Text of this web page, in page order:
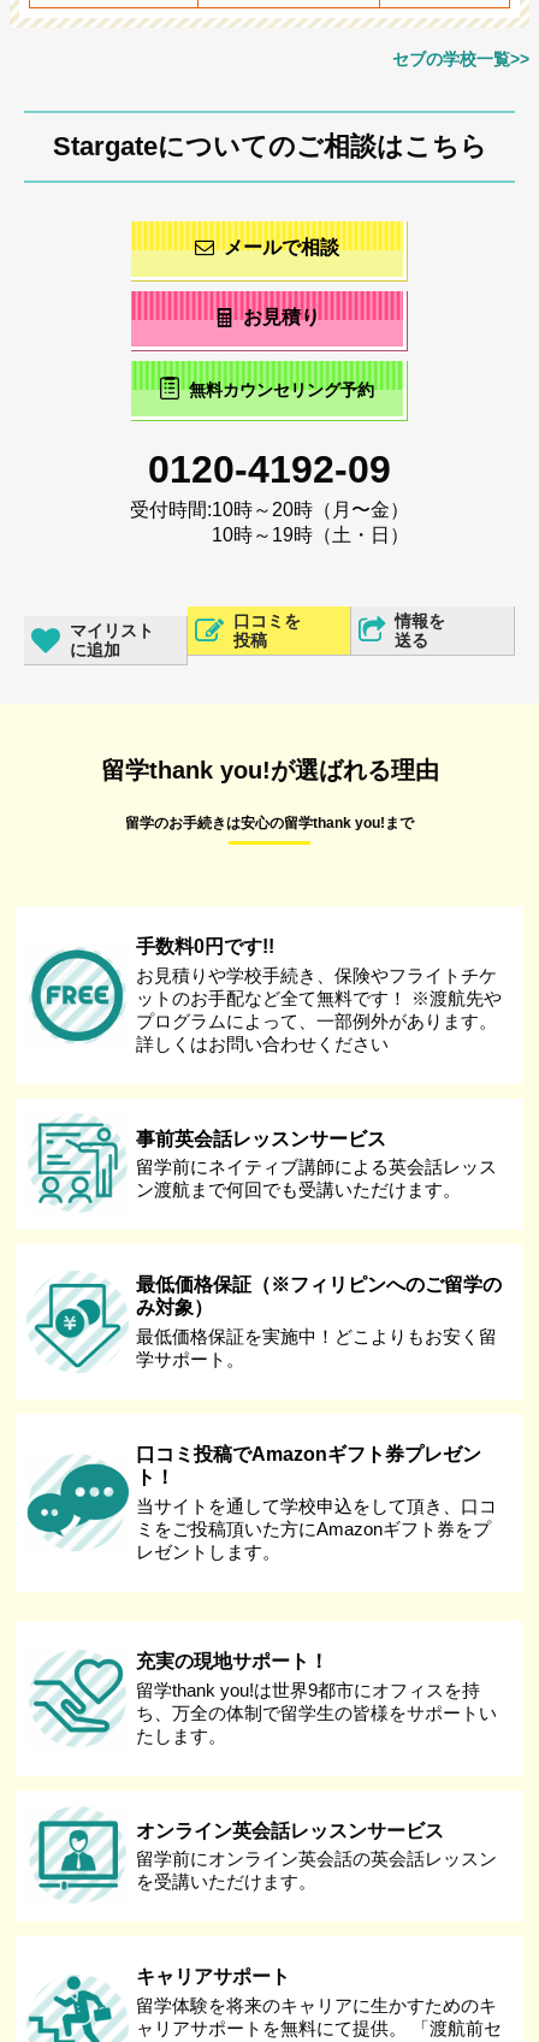
セブの学校一覧>>
Stargateについてのご相談はこちら
メールで相談
お見積り
無料カウンセリング予約
0120-4192-09
受付時間:10時～20時（月〜金）
10時～19時（土・日）
マイリスト
に追加
口コミを
投稿
情報を
送る
留学thank you!が選ばれる理由
留学のお手続きは安心の留学thank you!まで
手数料0円です!!
お見積りや学校手続き、保険やフライトチケ
ットのお手配など全て無料です！ ※渡航先や
プログラムによって、一部例外があります。
詳しくはお問い合わせください
事前英会話レッスンサービス
留学前にネイティブ講師による英会話レッス
ン渡航まで何回でも受講いただけます。
最低価格保証（※フィリピンへのご留学の
み対象）
最低価格保証を実施中！どこよりもお安く留
学サポート。
口コミ投稿でAmazonギフト券プレゼン
ト！
当サイトを通して学校申込をして頂き、口コ
ミをご投稿頂いた方にAmazonギフト券をプ
レゼントします。
充実の現地サポート！
留学thank you!は世界9都市にオフィスを持
ち、万全の体制で留学生の皆様をサポートい
たします。
オンライン英会話レッスンサービス
留学前にオンライン英会話の英会話レッスン
を受講いただけます。
キャリアサポート
留学体験を将来のキャリアに生かすためのキ
ャリアサポートを無料にて提供。 「渡航前セ